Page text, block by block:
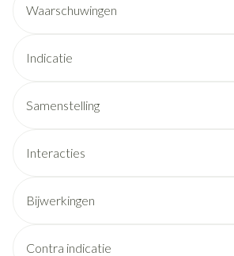
Waarschuwingen
Indicatie
Samenstelling
Interacties
Bijwerkingen
Contra indicatie